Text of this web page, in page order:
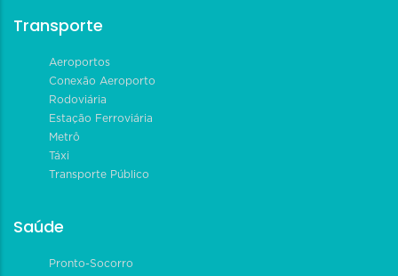
Transporte
Aeroportos
Conexão Aeroporto
Rodoviária
Estação Ferroviária
Metrô
Táxi
Transporte Público
Saúde
Pronto-Socorro